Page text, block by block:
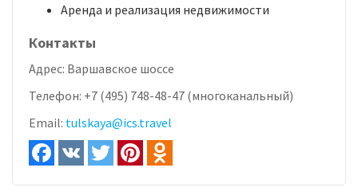
Аренда и реализация недвижимости
Контакты
Адрес: Варшавское шоссе
Телефон: +7 (495) 748-48-47 (многоканальный)
Email: tulskaya@ics.travel